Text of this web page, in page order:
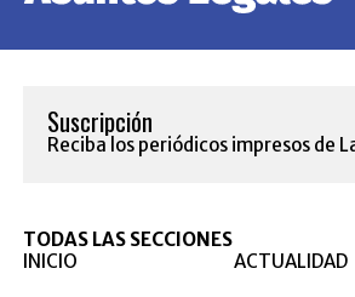
Suscripción
Reciba los periódicos impresos de
TODAS LAS SECCIONES
INICIO
ACTUALIDAD